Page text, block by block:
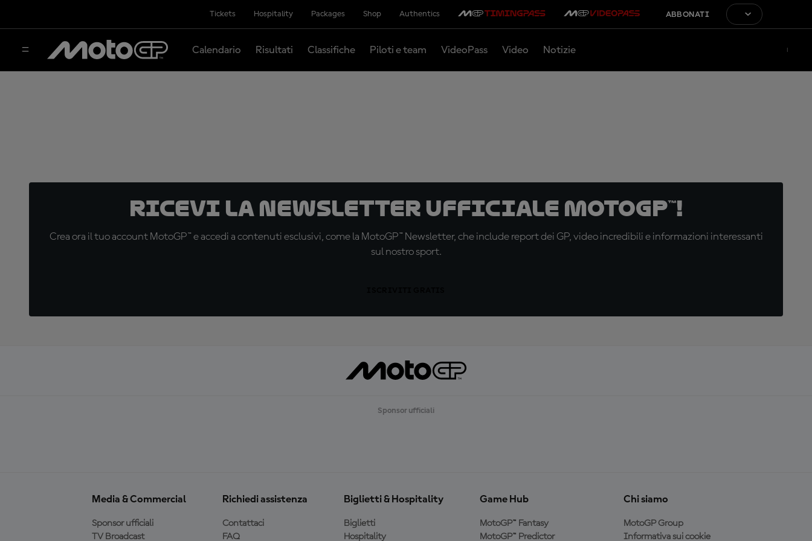
Tickets Hospitality Packages Shop Authentics ABBONATI
Calendario Risultati Classifiche Piloti e team VideoPass Video Notizie
Ricevi la newsletter ufficiale MotoGP™!
Crea ora il tuo account MotoGP™ e accedi a contenuti esclusivi, come la MotoGP™ Newsletter, che include report dei GP, video incredibili e informazioni interessanti
sul nostro sport.
Sponsor ufficiali
Media & Commercial
Sponsor ufficiali
TV Broadcast
Richiedi assistenza
Contattaci
FAQ
Biglietti & Hospitality
Biglietti
Hospitality
Game Hub
MotoGP™ Fantasy
MotoGP™ Predictor
Chi siamo
MotoGP Group
Informativa sui cookie